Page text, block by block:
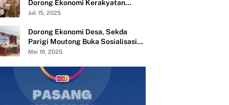
Dorong Ekonomi Kerakyatan
Desa Mandiri
Juli 15, 2025
Dorong Ekonomi Desa, Sekda
Parigi Moutong Buka Sosialisasi
Pembentukan 283 Koperasi Merah
Mei 19, 2025